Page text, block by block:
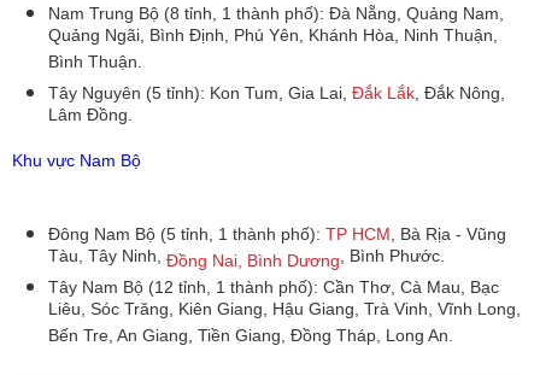
Nam Trung Bộ (8 tỉnh, 1 thành phố): Đà Nẵng, Quảng Nam,
Quảng Ngãi, Bình Định, Phú Yên, Khánh Hòa, Ninh Thuận,
Bình Thuận.
Tây Nguyên (5 tỉnh): Kon Tum, Gia Lai, Đắk Lắk , Đắk Nông,
Lâm Đồng.
Khu vực Nam Bộ
Đông Nam Bộ (5 tỉnh, 1 thành phố): TP HCM , Bà Rịa - Vũng
Tàu, Tây Ninh, Đồng Nai, Bình Dương, Bình Phước.
Tây Nam Bộ (12 tỉnh, 1 thành phố): Cần Thơ, Cà Mau, Bạc
Liêu, Sóc Trăng, Kiên Giang, Hậu Giang, Trà Vinh, Vĩnh Long,
Bến Tre, An Giang, Tiền Giang, Đồng Tháp, Long An.